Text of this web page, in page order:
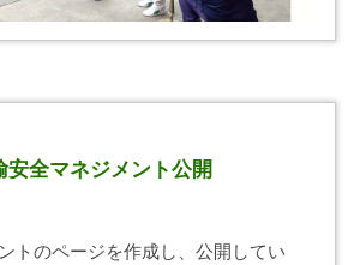
全マネジメント公開
トのページを作成し、公開してい